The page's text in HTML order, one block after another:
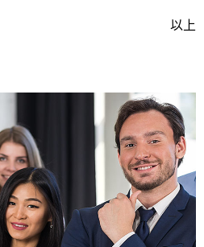
以上